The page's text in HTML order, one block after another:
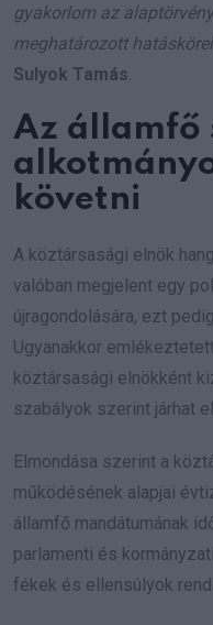
gyakorlom az
meghatározott
Sulyok Tamás.
Az államfő
követni
A köztársasági elnök
valóban megjelent egy
újragondolására, ezt
Ugyanakkor
köztársasági elnökként
szabályok szerint járhat
Elmondása szerint a
működésének alapjai
államfő mandátumának
parlamenti és
fékek és ellensúlyok